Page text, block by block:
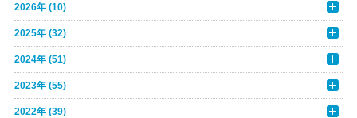
2026年 (10)
2025年 (32)
2024年 (51)
2023年 (55)
2022年 (39)